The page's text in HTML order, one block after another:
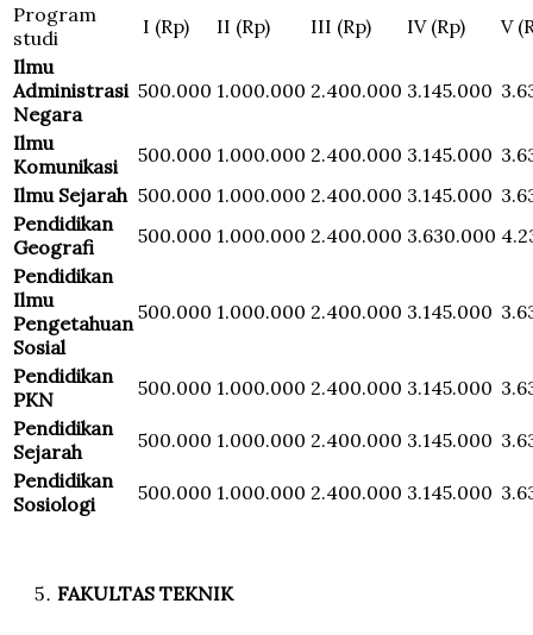
Program
studi
I (Rp) II (Rp) III (Rp) IV (Rp)
V
Ilmu
Administrasi
Negara
500.000 1.000.000 2.400.000 3.145.000
Ilmu
Komunikasi
500.000 1.000.000 2.400.000 3.145.000
Ilmu Sejarah 500.000 1.000.000 2.400.000 3.145.000
Pendidikan
Geografi
500.000 1.000.000 2.400.000 3.630.000
Pendidikan
Ilmu
Pengetahuan
Sosial
500.000 1.000.000 2.400.000 3.145.000
Pendidikan
PKN
500.000 1.000.000 2.400.000 3.145.000
Pendidikan
Sejarah
500.000 1.000.000 2.400.000 3.145.000
Pendidikan
Sosiologi
500.000 1.000.000 2.400.000 3.145.000
FAKULTAS TEKNIK